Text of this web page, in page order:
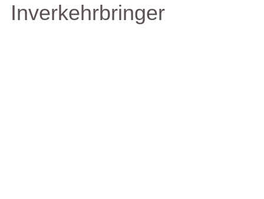
Inverkehrbringer